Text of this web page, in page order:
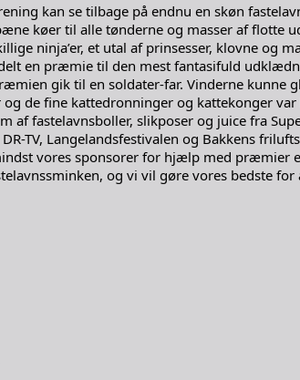
kan se tilbage på endnu en skøn
køer til alle tønderne og masser af
ninja’er, et utal af prinsesser, klovne
en præmie til den mest fantasifuld
gik til en soldater-far. Vinderne
de fine kattedronninger og kattekonger
fastelavnsboller, slikposer og juice fra
TV, Langelandsfestivalen og Bakkens
vores sponsorer for hjælp med præmier
og vi vil gøre vores bedste